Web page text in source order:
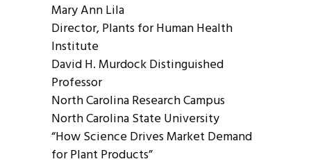
Mary Ann Lila
Director, Plants for Human Health
Institute
David H. Murdock Distinguished
Professor
North Carolina Research Campus
North Carolina State University
“How Science Drives Market Demand
for Plant Products”